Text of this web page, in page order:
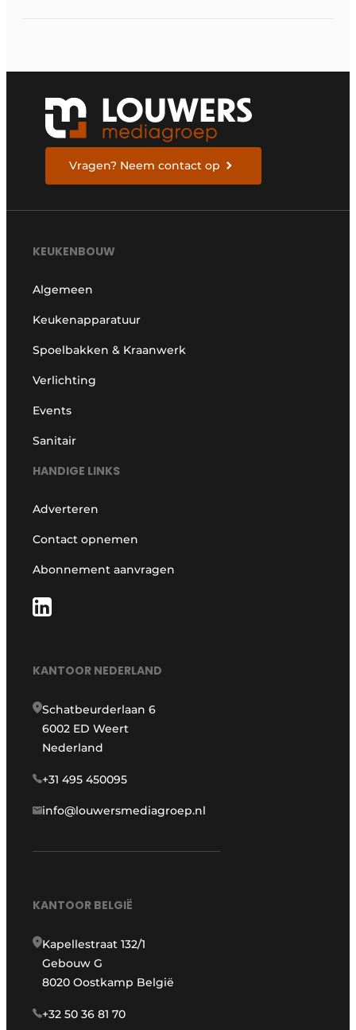
Vragen? Neem contact op
KEUKENBOUW
Algemeen
Keukenapparatuur
Spoelbakken & Kraanwerk
Verlichting
Events
Sanitair
HANDIGE LINKS
Adverteren
Contact opnemen
Abonnement aanvragen
KANTOOR NEDERLAND
Schatbeurderlaan 6
6002 ED Weert
Nederland
+31 495 450095
info@louwersmediagroep.nl
KANTOOR BELGIË
Kapellestraat 132/1
Gebouw G
8020 Oostkamp België
+32 50 36 81 70